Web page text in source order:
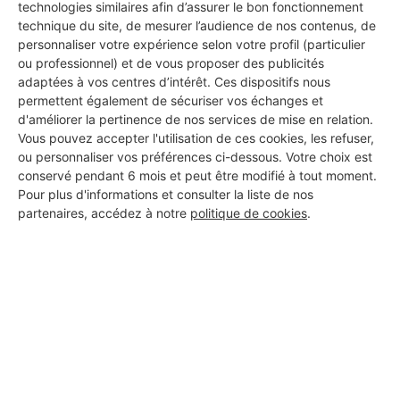
technologies similaires afin d’assurer le bon fonctionnement
technique du site, de mesurer l’audience de nos contenus, de
personnaliser votre expérience selon votre profil (particulier
ou professionnel) et de vous proposer des publicités
adaptées à vos centres d’intérêt. Ces dispositifs nous
permettent également de sécuriser vos échanges et
d'améliorer la pertinence de nos services de mise en relation.
Vous pouvez accepter l'utilisation de ces cookies, les refuser,
ou personnaliser vos préférences ci-dessous. Votre choix est
conservé pendant 6 mois et peut être modifié à tout moment.
Pour plus d'informations et consulter la liste de nos
partenaires, accédez à notre politique de cookies.
vos travaux à Feignies
Romain / Valentin
Feignies
5 ans d'expérience
Voir sa fiche